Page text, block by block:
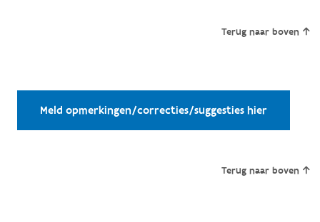
Terug naar boven
Meld opmerkingen/correcties/suggesties hier
Terug naar boven